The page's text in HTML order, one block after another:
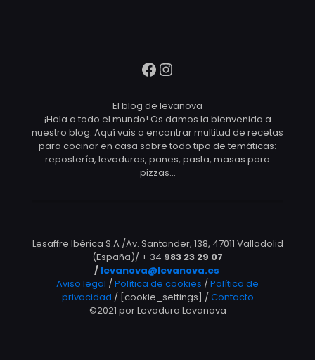
Facebook
Instagram
El blog de levanova
¡Hola a todo el mundo! Os damos la bienvenida a
nuestro blog. Aquí vais a encontrar multitud de recetas
para cocinar en casa sobre todo tipo de temáticas:
repostería, levaduras, panes, pasta, masas para
pizzas…
Lesaffre Ibérica S.A /Av. Santander, 138, 47011 Valladolid
(España)/ + 34 983 23 29 07
/ levanova@levanova.es
Aviso legal / Política de cookies / Política de
privacidad / [cookie_settings] / Contacto
©2021 por Levadura Levanova